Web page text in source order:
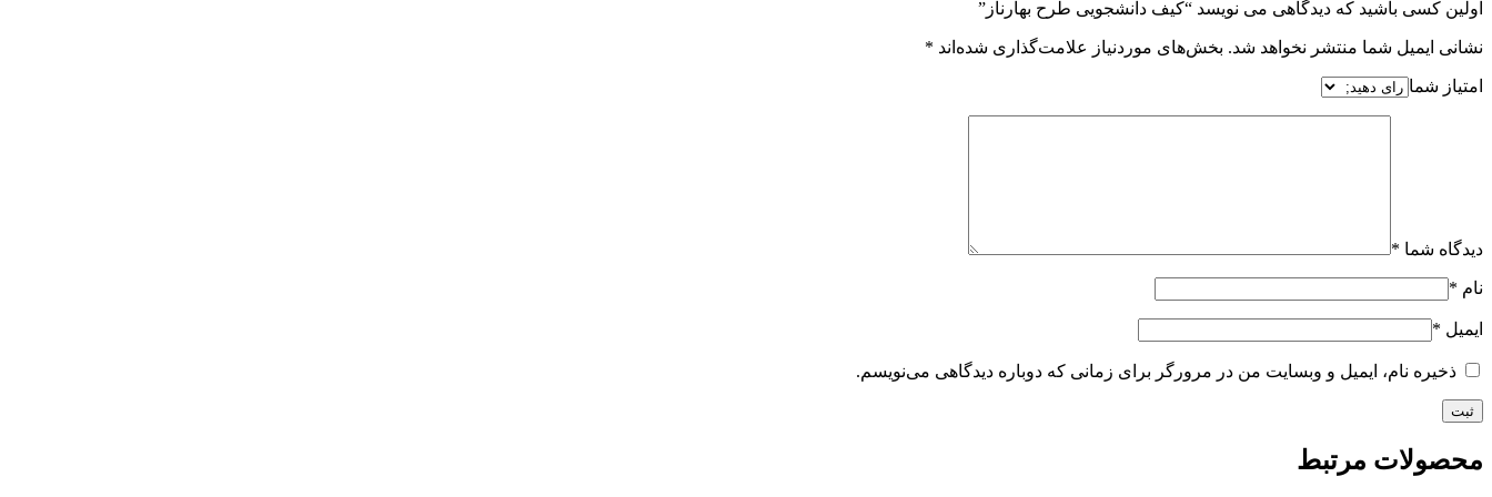
اولین کسی باشید که دیدگاهی می نویسد “کیف دانشجویی طرح بهارناز”
نشانی ایمیل شما منتشر نخواهد شد. بخش‌های موردنیاز علامت‌گذاری شده‌اند *
امتیاز شما
دیدگاه شما *
نام *
ایمیل *
ذخیره نام، ایمیل و وبسایت من در مرورگر برای زمانی که دوباره دیدگاهی می‌نویسم.
محصولات مرتبط